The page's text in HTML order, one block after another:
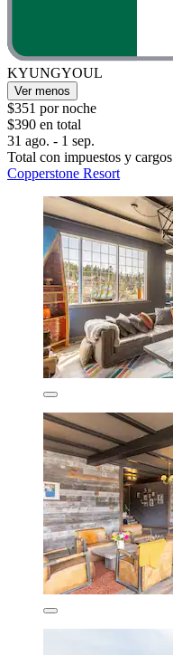
KYUNGYOUL
Ver menos
$351 por noche
$390 en total
31 ago. - 1 sep.
Total con impuestos y cargos
Copperstone Resort